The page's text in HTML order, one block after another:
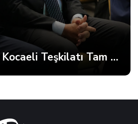
Anahtar Parti Kocaeli Teşkilatı Tam Kadro Toplandı